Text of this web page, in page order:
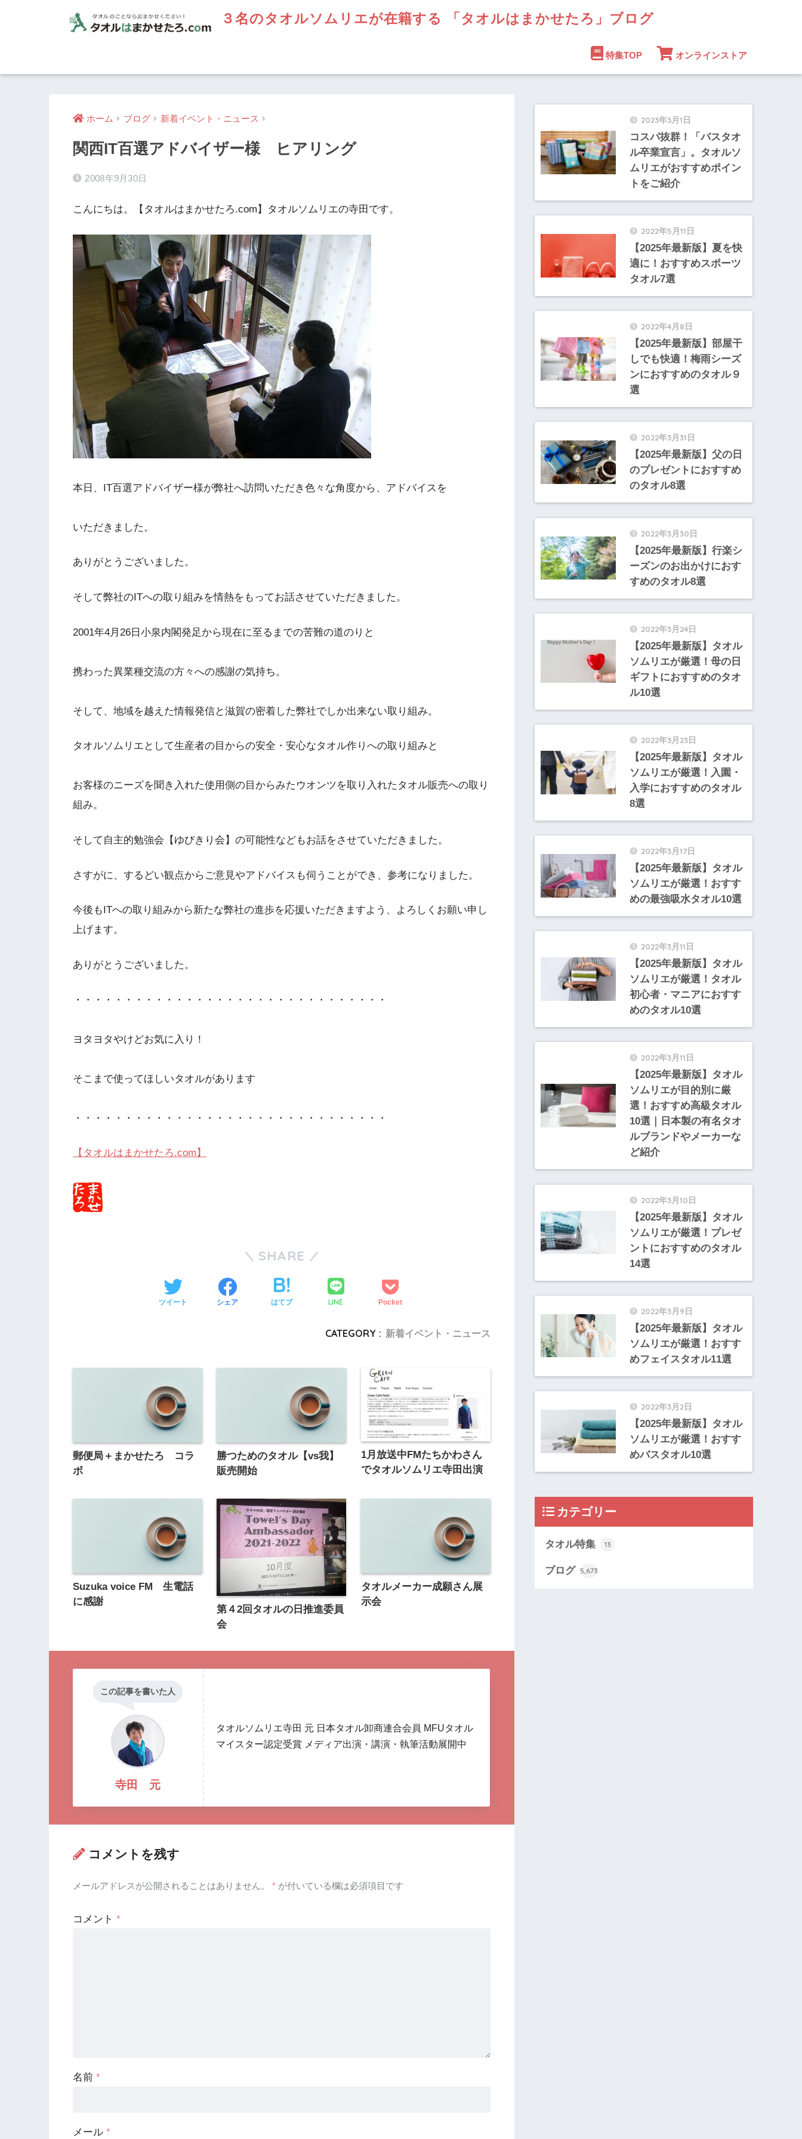
３名のタオルソムリエが在籍する 「タオルはまかせたろ」ブログ
特集TOP オンラインストア
ホーム ブログ 新着イベント・ニュース
関西IT百選アドバイザー様 ヒアリング
2008年9月30日
こんにちは。【タオルはまかせたろ.com】タオルソムリエの寺田です。
本日、IT百選アドバイザー様が弊社へ訪問いただき色々な角度から、アドバイスを
いただきました。
ありがとうございました。
そして弊社のITへの取り組みを情熱をもってお話させていただきました。
2001年4月26日小泉内閣発足から現在に至るまでの苦難の道のりと
携わった異業種交流の方々への感謝の気持ち。
そして、地域を越えた情報発信と滋賀の密着した弊社でしか出来ない取り組み。
タオルソムリエとして生産者の目からの安全・安心なタオル作りへの取り組みと
お客様のニーズを聞き入れた使用側の目からみたウオンツを取り入れたタオル販売への取り
組み。
そして自主的勉強会【ゆびきり会】の可能性などもお話をさせていただきました。
さすがに、するどい観点からご意見やアドバイスも伺うことができ、参考になりました。
今後もITへの取り組みから新たな弊社の進歩を応援いただきますよう、よろしくお願い申し
上げます。
ありがとうございました。
・・・・・・・・・・・・・・・・・・・・・・・・・・・・・・・
ヨタヨタやけどお気に入り！
そこまで使ってほしいタオルがあります
・・・・・・・・・・・・・・・・・・・・・・・・・・・・・・・
【タオルはまかせたろ.com】
SHARE
ツイート シェア はてブ LINE Pocket
CATEGORY : 新着イベント・ニュース
郵便局＋まかせたろ コラ
ボ
勝つためのタオル【vs我】
販売開始
1月放送中FMたちかわさん
でタオルソムリエ寺田出演
Suzuka voice FM 生電話
に感謝
第４2回タオルの日推進委員
会
タオルメーカー成願さん展
示会
この記事を書いた人
寺田 元
タオルソムリエ寺田 元 日本タオル卸商連合会員 MFUタオル
マイスター認定受賞 メディア出演・講演・執筆活動展開中
コメントを残す
メールアドレスが公開されることはありません。 * が付いている欄は必須項目です
コメント *
名前 *
メール *
2023年3月1日
コスパ抜群！「バスタオ
ル卒業宣言」。タオルソ
ムリエがおすすめポイン
トをご紹介
2022年5月11日
【2025年最新版】夏を快
適に！おすすめスポーツ
タオル7選
2022年4月8日
【2025年最新版】部屋干
しでも快適！梅雨シーズ
ンにおすすめのタオル９
選
2022年3月31日
【2025年最新版】父の日
のプレゼントにおすすめ
のタオル8選
2022年3月30日
【2025年最新版】行楽シ
ーズンのお出かけにおす
すめのタオル8選
2022年3月24日
【2025年最新版】タオル
ソムリエが厳選！母の日
ギフトにおすすめのタオ
ル10選
2022年3月23日
【2025年最新版】タオル
ソムリエが厳選！入園・
入学におすすめのタオル
8選
2022年3月17日
【2025年最新版】タオル
ソムリエが厳選！おすす
めの最強吸水タオル10選
2022年3月11日
【2025年最新版】タオル
ソムリエが厳選！タオル
初心者・マニアにおすす
めのタオル10選
2022年3月11日
【2025年最新版】タオル
ソムリエが目的別に厳
選！おすすめ高級タオル
10選｜日本製の有名タオ
ルブランドやメーカーな
ど紹介
2022年3月10日
【2025年最新版】タオル
ソムリエが厳選！プレゼ
ントにおすすめのタオル
14選
2022年3月9日
【2025年最新版】タオル
ソムリエが厳選！おすす
めフェイスタオル11選
2022年3月2日
【2025年最新版】タオル
ソムリエが厳選！おすす
めバスタオル10選
カテゴリー
タオル特集 13
ブログ 5,673